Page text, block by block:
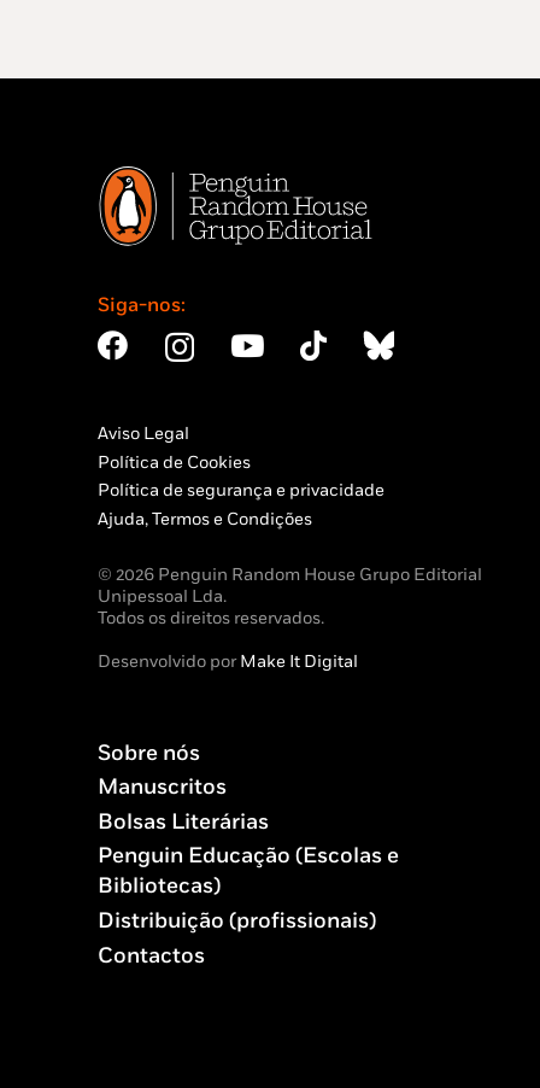
Siga-nos:
Aviso Legal
Política de Cookies
Política de segurança e privacidade
Ajuda, Termos e Condições
© 2026 Penguin Random House Grupo Editorial
Unipessoal Lda.
Todos os direitos reservados.
Desenvolvido porMake It Digital
Sobre nós
Manuscritos
Bolsas Literárias
Penguin Educação (Escolas e
Bibliotecas)
Distribuição (profissionais)
Contactos